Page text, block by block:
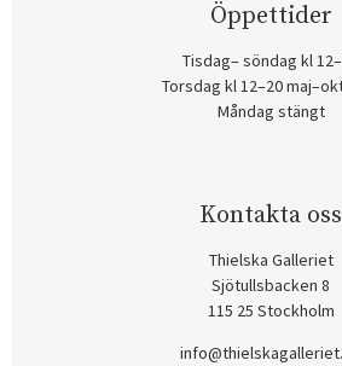
Öppettider
Tisdag– söndag kl
Torsdag kl 12–20
Måndag stängt
Kontakta oss
Thielska Galleriet
Sjötullsbacken 8
115 25 Stockholm